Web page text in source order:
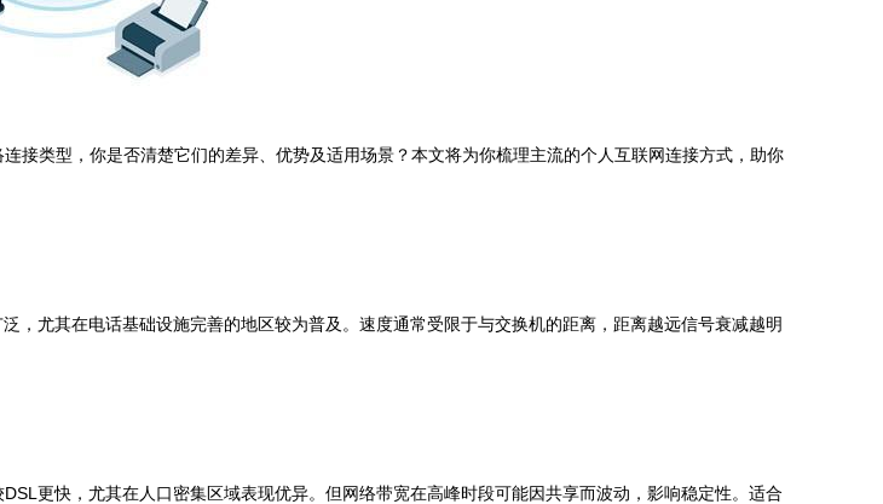
接类型，你是否清楚它们的差异、优势及适用场景？本文将为你梳理主流的个人互联网连接方式，助你
，尤其在电话基础设施完善的地区较为普及。速度通常受限于与交换机的距离，距离越远信号衰减越明
更快，尤其在人口密集区域表现优异。但网络带宽在高峰时段可能因共享而波动，影响稳定性。适合